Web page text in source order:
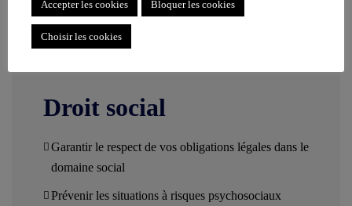
Droit social
Garantir le respect de vos obligations légales dans le
domaine social
Prévenir les situations à risques psychosociaux
Accepter les cookies Bloquer les cookies
Choisir les cookies